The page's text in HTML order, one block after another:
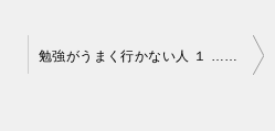
勉強がうまく行かない人 １ …共通していること